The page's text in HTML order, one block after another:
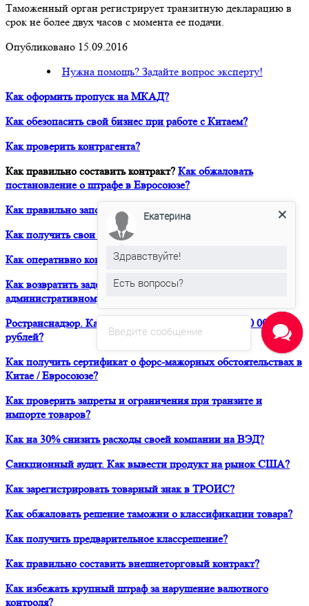
Таможенный орган регистрирует транзитную декларацию в
срок не более двух часов с момента ее подачи.
Опубликовано 15.09.2016
Нужна помощь? Задайте вопрос эксперту!
Как оформить пропуск на МКАД?
Как обезопасить свой бизнес при работе с Китаем?
Как проверить контрагента?
Как правильно составить контракт? Как обжаловать
постановление о штрафе в Евросоюзе?
Как правильно заполнить Дозвол на перевозку?
Как получить свои деньги за неоплаченный фрахт?
Как оперативно консультироваться в ЮРВЕСТ 24/7?
Как возвратить задержанный таможней товар по
административному делу?
Ространснадзор. Как избежать штрафа в размере 200 000
рублей?
Как получить сертификат о форс-мажорных обстоятельствах в
Китае / Евросоюзе?
Как проверить запреты и ограничения при транзите и
импорте товаров?
Как на 30% снизить расходы своей компании на ВЭД?
Санкционный аудит. Как вывести продукт на рынок США?
Как зарегистрировать товарный знак в ТРОИС?
Как обжаловать решение таможни о классификации товара?
Как получить предварительное классрешение?
Как правильно составить внешнеторговый контракт?
Как избежать крупный штраф за нарушение валютного
контроля?
Введите сообщение
Екатерина
Здравствуйте!
Есть вопросы?